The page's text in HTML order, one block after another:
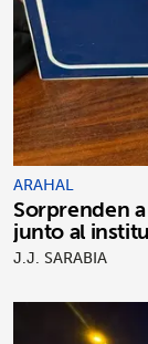
ARAHAL
Sorprenden
junto al
J.J. SARABIA